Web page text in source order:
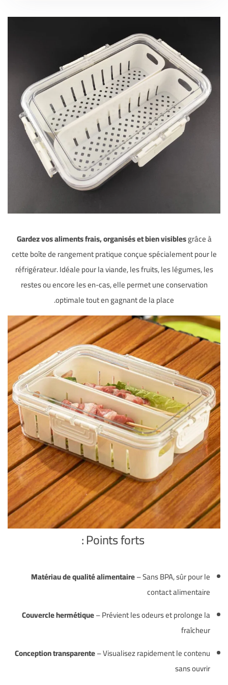
Gardez vos aliments frais, organisés et bien visiblesgrâce à
cette boîte de rangement pratique conçue spécialement pour le
réfrigérateur. Idéale pour la viande, les fruits, les légumes, les
restes ou encore les en-cas, elle permet une conservation
optimale tout en gagnant de la place.
Points forts :
Matériau de qualité alimentaire– Sans BPA, sûr pour le
contact alimentaire
Couvercle hermétique– Prévient les odeurs et prolonge la
fraîcheur
Conception transparente– Visualisez rapidement le contenu
sans ouvrir